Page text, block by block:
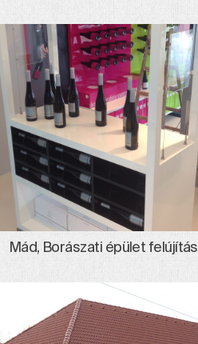
Mád, Borászati épület felújítás